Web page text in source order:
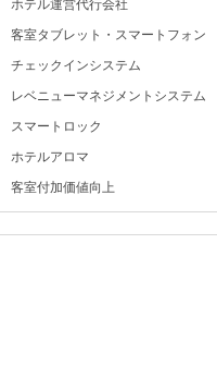
ホテル運営代行会社
客室タブレット・スマートフォン
チェックインシステム
レベニューマネジメントシステム
スマートロック
ホテルアロマ
客室付加価値向上